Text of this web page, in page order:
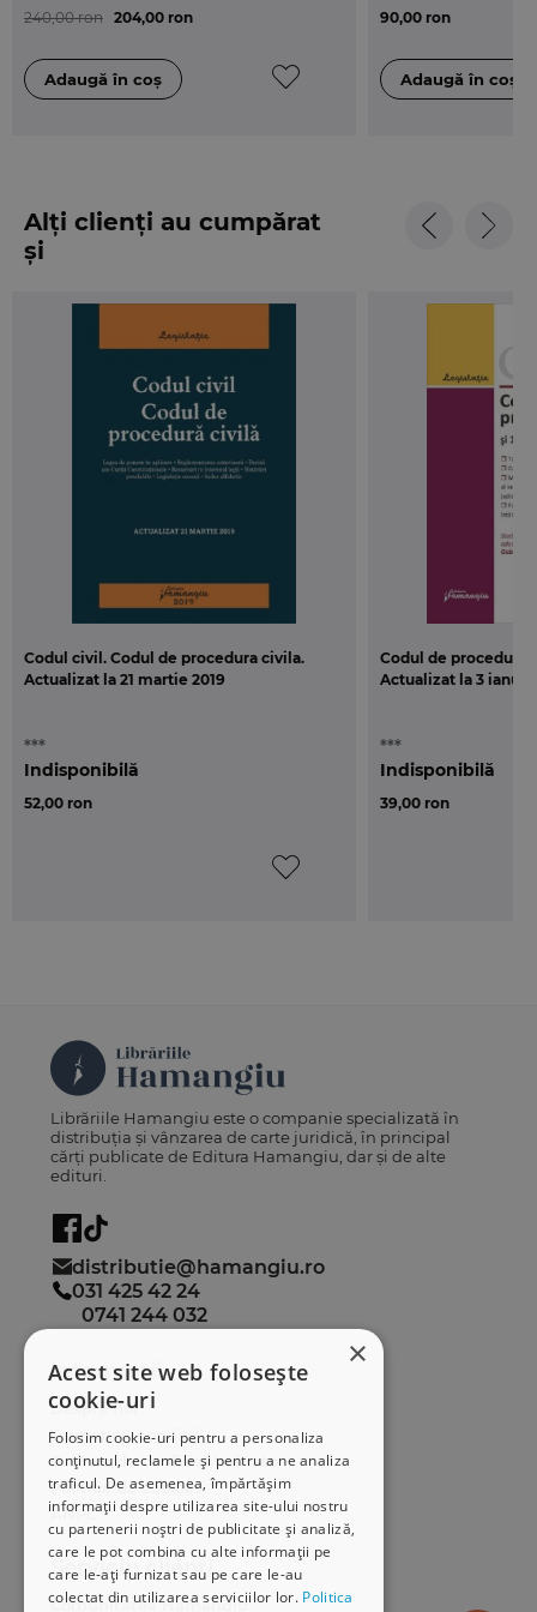
240,00 ron 204,00 ron 90,00 ron
Alți clienți au cumpărat
și
Codul civil. Codul de procedura civila.
Actualizat la 21 martie 2019
***
52,00 ron
Indisponibilă
Codul de procedura
Actualizat la 3
***
39,00 ron
Indisponibilă
×
Acest site web folosește
cookie-uri
Folosim cookie-uri pentru a personaliza
conținutul, reclamele și pentru a ne analiza
traficul. De asemenea, împărtășim
informații despre utilizarea site-ului nostru
cu partenerii noștri de publicitate și analiză,
care le pot combina cu alte informații pe
care le-ați furnizat sau pe care le-au
colectat din utilizarea serviciilor lor. Politica
Librăriile Hamangiu este o companie specializată în
distribuția și vânzarea de carte juridică, în principal
cărți publicate de Editura Hamangiu, dar și de alte
edituri.
distributie@hamangiu.ro
031 425 42 24
0741 244 032
Informații
Despre noi
Termeni & condiții
Politica de confidențialitate
Politica de cookies
ANPC
Serviciu clienți
Comunitatea Hamangiu